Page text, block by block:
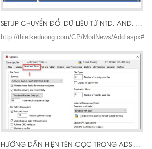
SETUP CHUYỂN ĐỔI DỮ LIỆU TỪ NTD, AND, DPF, DCF SANG CHO CIVIL 3D
http://thietkeduong.com/CP/ModNews/Add.aspx#
HƯỚNG DẪN HIỆN TÊN CỌC TRONG ADS CIVIL